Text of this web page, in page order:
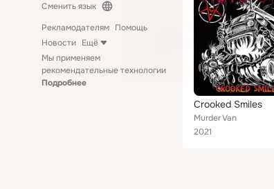
Сменить язык
Рекламодателям Помощь
Новости Ещё
Мы применяем
рекомендательные технологии
Подробнее
Crooked Smiles
Murder Van
2021